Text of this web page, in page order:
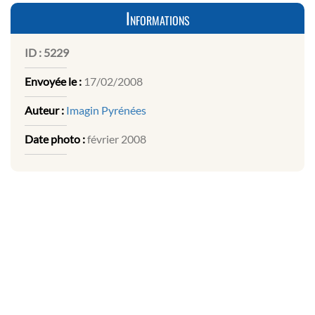
Informations
ID : 5229
Envoyée le : 17/02/2008
Auteur : Imagin Pyrénées
Date photo :février 2008